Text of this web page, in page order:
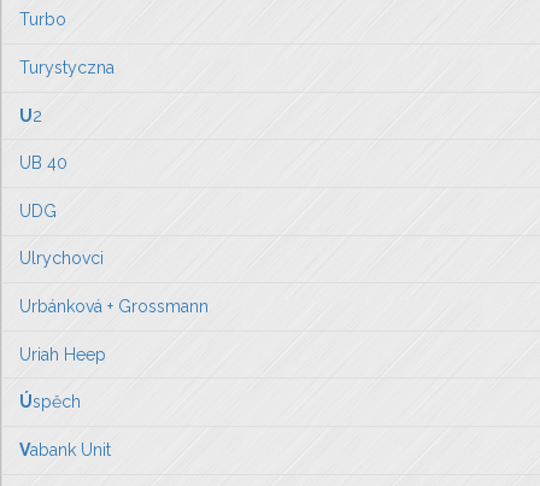
Turbo
Turystyczna
U2
UB 40
UDG
Ulrychovci
Urbánková + Grossmann
Uriah Heep
Úspěch
Vabank Unit